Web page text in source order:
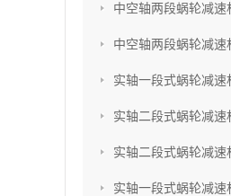
中空轴两段蜗轮减速
中空轴两段蜗轮减速
实轴一段式蜗轮减速
实轴二段式蜗轮减速
实轴二段式蜗轮减速
实轴一段式蜗轮减速